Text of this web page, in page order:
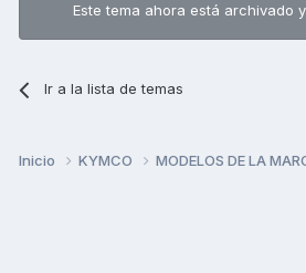
Este tema ahora está archivado
Ir a la lista de temas
Inicio KYMCO MODELOS DE LA